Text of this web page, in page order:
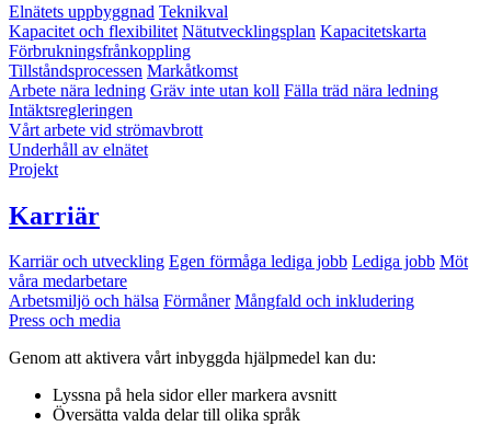
Elnätets uppbyggnad Teknikval
Kapacitet och flexibilitet Nätutvecklingsplan Kapacitetskarta
Förbrukningsfrånkoppling
Tillståndsprocessen Markåtkomst
Arbete nära ledning Gräv inte utan koll Fälla träd nära ledning
Intäktsregleringen
Vårt arbete vid strömavbrott
Underhåll av elnätet
Projekt
Karriär
Karriär och utveckling Egen förmåga lediga jobb Lediga jobb Möt
våra medarbetare
Arbetsmiljö och hälsa Förmåner Mångfald och inkludering
Press och media
Genom att aktivera vårt inbyggda hjälpmedel kan du:
Lyssna på hela sidor eller markera avsnitt
Översätta valda delar till olika språk